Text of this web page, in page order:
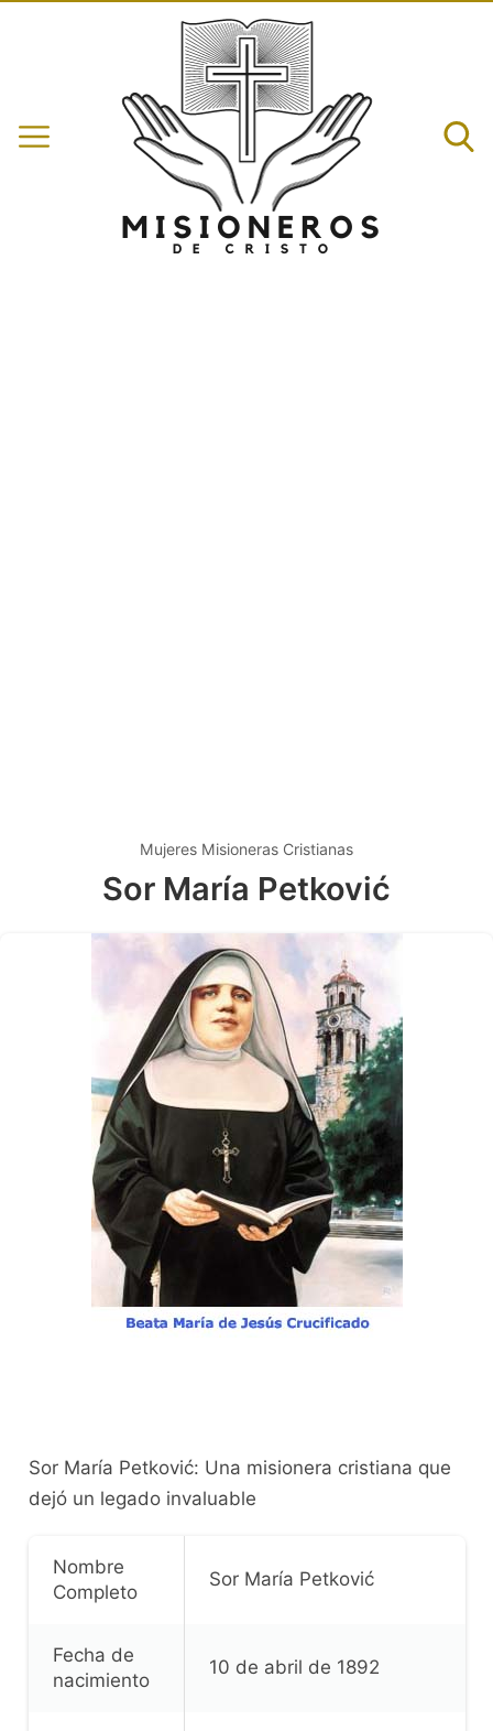
Mujeres Misioneras Cristianas
Sor María Petković
Sor María Petković: Una misionera cristiana que
dejó un legado invaluable
Nombre
Completo
Sor María Petković
Fecha de
nacimiento
10 de abril de 1892